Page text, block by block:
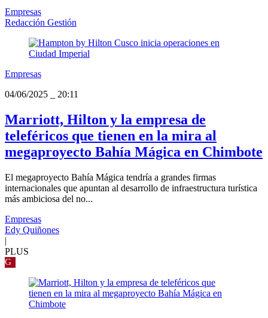
Empresas
Redacción Gestión
Empresas
04/06/2025
20:11
Marriott, Hilton y la empresa de
teleféricos que tienen en la mira al
megaproyecto Bahía Mágica en Chimbote
El megaproyecto Bahía Mágica tendría a grandes firmas
internacionales que apuntan al desarrollo de infraestructura turística
más ambiciosa del no...
Empresas
Edy Quiñones
|
PLUS
G